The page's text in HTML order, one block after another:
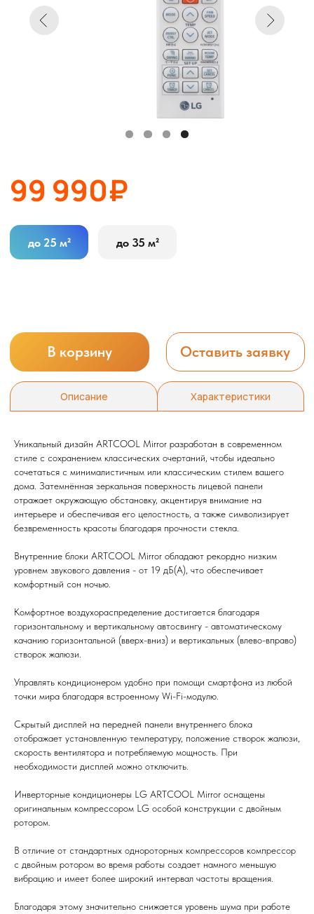
Описание
Уникальный дизайн ARTCOOL Mirror разработан в современном
стиле с сохранением классических очертаний, чтобы идеально
сочетаться с минималистичным или классическим стилем вашего
дома. Затемнённая зеркальная поверхность лицевой панели
отражает окружающую обстановку, акцентируя внимание на
интерьере и обеспечивая его целостность, а также символизирует
безвременность красоты благодаря прочности стекла.
Внутренние блоки ARTCOOL Mirror обладают рекордно низким
уровнем звукового давления - от 19 дБ(А), что обеспечивает
комфортный сон ночью.
Комфортное воздухораспределение достигается благодаря
горизонтальному и вертикальному автосвингу - автоматическому
качанию горизонтальной (вверх-вниз) и вертикальных (влево-вправо)
створок жалюзи.
Управлять кондиционером удобно при помощи смартфона из любой
точки мира благодаря встроенному Wi-Fi-модулю.
Скрытый дисплей на передней панели внутреннего блока
отображает установленную температуру, положение створок жалюзи,
скорость вентилятора и потребляемую мощность. При
необходимости дисплей можно отключить.
Инверторные кондиционеры LG ARTCOOL Mirror оснащены
оригинальным компрессором LG особой конструкции с двойным
ротором.
В отличие от стандартных однороторных компрессоров компрессор
с двойным ротором во время работы создает намного меньшую
вибрацию и имеет более широкий интервал частоты вращения.
Благодаря этому значительно снижается уровень шума при работе
Не нашли то, что искали или
Оставьте заявку, и мы подберем
вам нужный товар